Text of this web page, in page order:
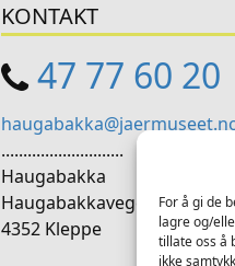
For å gi de
lagre og/
tillate oss å
ikke
KONTAKT
47 77 60 20
............................
Haugabakka
Haugabakkavegen 9
4352 Kleppe